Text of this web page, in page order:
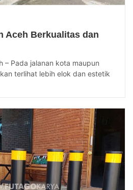
Aceh Berkualitas dan
– Pada jalanan kota maupun
terlihat lebih elok dan estetik